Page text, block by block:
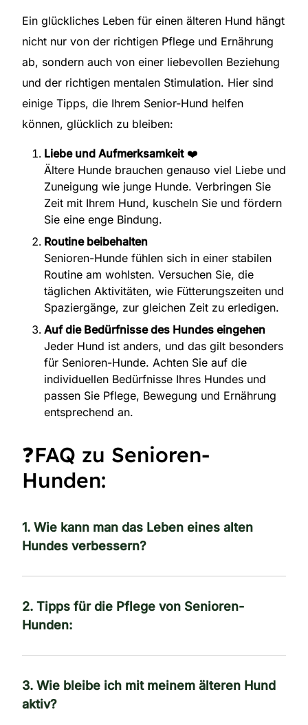
Ein glückliches Leben für einen älteren Hund hängt
nicht nur von der richtigen Pflege und Ernährung
ab, sondern auch von einer liebevollen Beziehung
und der richtigen mentalen Stimulation. Hier sind
einige Tipps, die Ihrem Senior-Hund helfen
können, glücklich zu bleiben:
Liebe und Aufmerksamkeit❤️
Ältere Hunde brauchen genauso viel Liebe und
Zuneigung wie junge Hunde. Verbringen Sie
Zeit mit Ihrem Hund, kuscheln Sie und fördern
Sie eine enge Bindung.
Routine beibehalten
Senioren-Hunde fühlen sich in einer stabilen
Routine am wohlsten. Versuchen Sie, die
täglichen Aktivitäten, wie Fütterungszeiten und
Spaziergänge, zur gleichen Zeit zu erledigen.
Auf die Bedürfnisse des Hundes eingehen
Jeder Hund ist anders, und das gilt besonders
für Senioren-Hunde. Achten Sie auf die
individuellen Bedürfnisse Ihres Hundes und
passen Sie Pflege, Bewegung und Ernährung
entsprechend an.
❓FAQ zu Senioren-
Hunden:
1. Wie kann man das Leben eines alten
Hundes verbessern?
2. Tipps für die Pflege von Senioren-
Hunden:
3. Wie bleibe ich mit meinem älteren Hund
aktiv?